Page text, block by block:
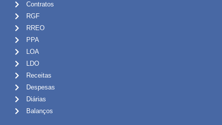
Contratos
RGF
RREO
PPA
LOA
LDO
Receitas
Despesas
Diárias
Balanços